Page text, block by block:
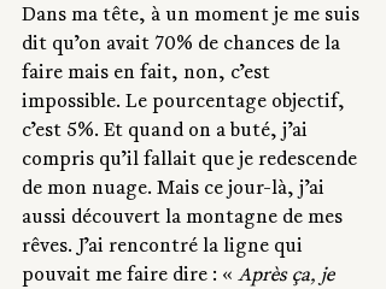
Dans ma tête, à un moment je me suis
dit qu’on avait 70% de chances de la
faire mais en fait, non, c’est
impossible. Le pourcentage objectif,
c’est 5%. Et quand on a buté, j’ai
compris qu’il fallait que je redescende
de mon nuage. Mais ce jour-là, j’ai
aussi découvert la montagne de mes
rêves. J’ai rencontré la ligne qui
pouvait me faire dire : « Après ça, je